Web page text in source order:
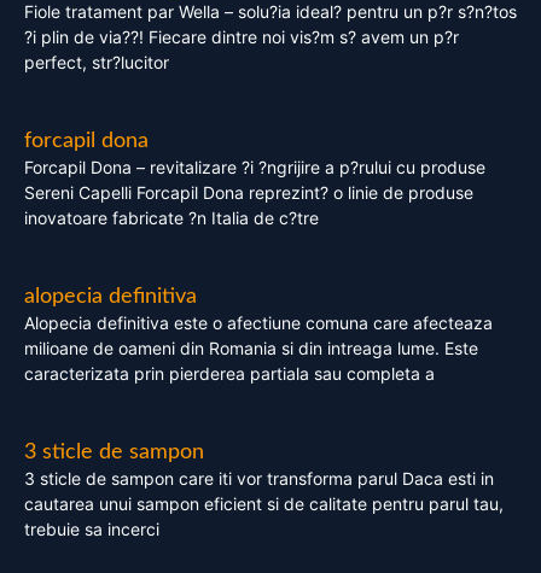
Fiole tratament par Wella – solu?ia ideal? pentru un p?r s?n?tos
?i plin de via??! Fiecare dintre noi vis?m s? avem un p?r
perfect, str?lucitor
forcapil dona
Forcapil Dona – revitalizare ?i ?ngrijire a p?rului cu produse
Sereni Capelli Forcapil Dona reprezint? o linie de produse
inovatoare fabricate ?n Italia de c?tre
alopecia definitiva
Alopecia definitiva este o afectiune comuna care afecteaza
milioane de oameni din Romania si din intreaga lume. Este
caracterizata prin pierderea partiala sau completa a
3 sticle de sampon
3 sticle de sampon care iti vor transforma parul Daca esti in
cautarea unui sampon eficient si de calitate pentru parul tau,
trebuie sa incerci